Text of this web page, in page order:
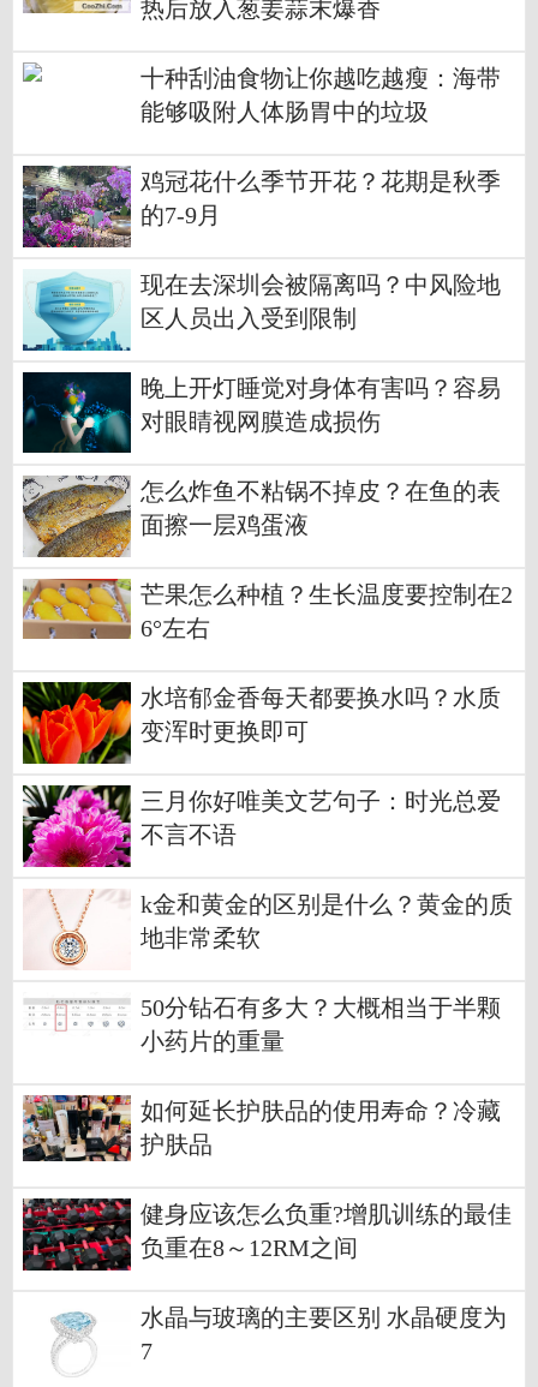
热后放入葱姜蒜末爆香
十种刮油食物让你越吃越瘦：海带
能够吸附人体肠胃中的垃圾
鸡冠花什么季节开花？花期是秋季
的7-9月
现在去深圳会被隔离吗？中风险地
区人员出入受到限制
晚上开灯睡觉对身体有害吗？容易
对眼睛视网膜造成损伤
怎么炸鱼不粘锅不掉皮？在鱼的表
面擦一层鸡蛋液
芒果怎么种植？生长温度要控制在2
6°左右
水培郁金香每天都要换水吗？水质
变浑时更换即可
三月你好唯美文艺句子：时光总爱
不言不语
k金和黄金的区别是什么？黄金的质
地非常柔软
50分钻石有多大？大概相当于半颗
小药片的重量
如何延长护肤品的使用寿命？冷藏
护肤品
健身应该怎么负重?增肌训练的最佳
负重在8～12RM之间
水晶与玻璃的主要区别 水晶硬度为
7